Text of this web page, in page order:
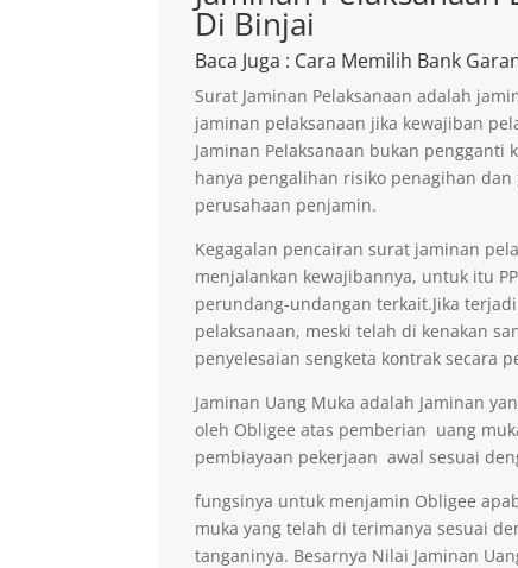
Di Binjai
Baca Juga : Cara Memilih Bank
Surat Jaminan Pelaksanaan adalah
jaminan pelaksanaan jika kewajiban
Jaminan Pelaksanaan bukan pengganti
hanya pengalihan risiko penagihan
perusahaan penjamin.
Kegagalan pencairan surat jaminan
menjalankan kewajibannya, untuk itu
perundang-undangan terkait.Jika
pelaksanaan, meski telah di kenakan
penyelesaian sengketa kontrak secara
Jaminan Uang Muka adalah Jaminan
oleh Obligee atas pemberian uang
pembiayaan pekerjaan awal sesuai
fungsinya untuk menjamin Obligee
muka yang telah di terimanya sesuai
tanganinya. Besarnya Nilai Jaminan